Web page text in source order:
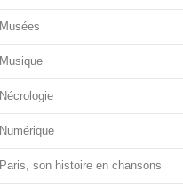
Musées
Musique
Nécrologie
Numérique
Paris, son histoire en chansons